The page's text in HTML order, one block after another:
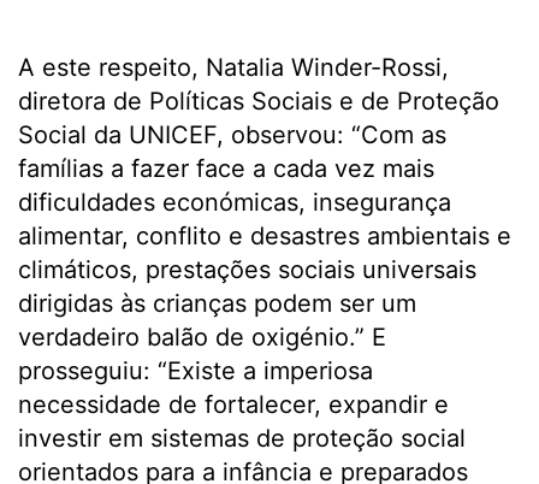
A este respeito, Natalia Winder-Rossi,
diretora de Políticas Sociais e de Proteção
Social da UNICEF, observou: “Com as
famílias a fazer face a cada vez mais
dificuldades económicas, insegurança
alimentar, conflito e desastres ambientais e
climáticos, prestações sociais universais
dirigidas às crianças podem ser um
verdadeiro balão de oxigénio.” E
prosseguiu: “Existe a imperiosa
necessidade de fortalecer, expandir e
investir em sistemas de proteção social
orientados para a infância e preparados